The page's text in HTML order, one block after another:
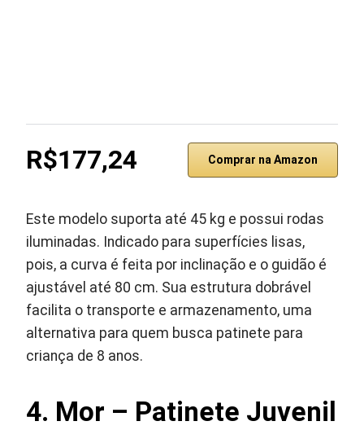
R$177,24 Comprar na Amazon
Este modelo suporta até 45 kg e possui rodas
iluminadas. Indicado para superfícies lisas,
pois, a curva é feita por inclinação e o guidão é
ajustável até 80 cm. Sua estrutura dobrável
facilita o transporte e armazenamento, uma
alternativa para quem busca patinete para
criança de 8 anos.
4. Mor – Patinete Juvenil